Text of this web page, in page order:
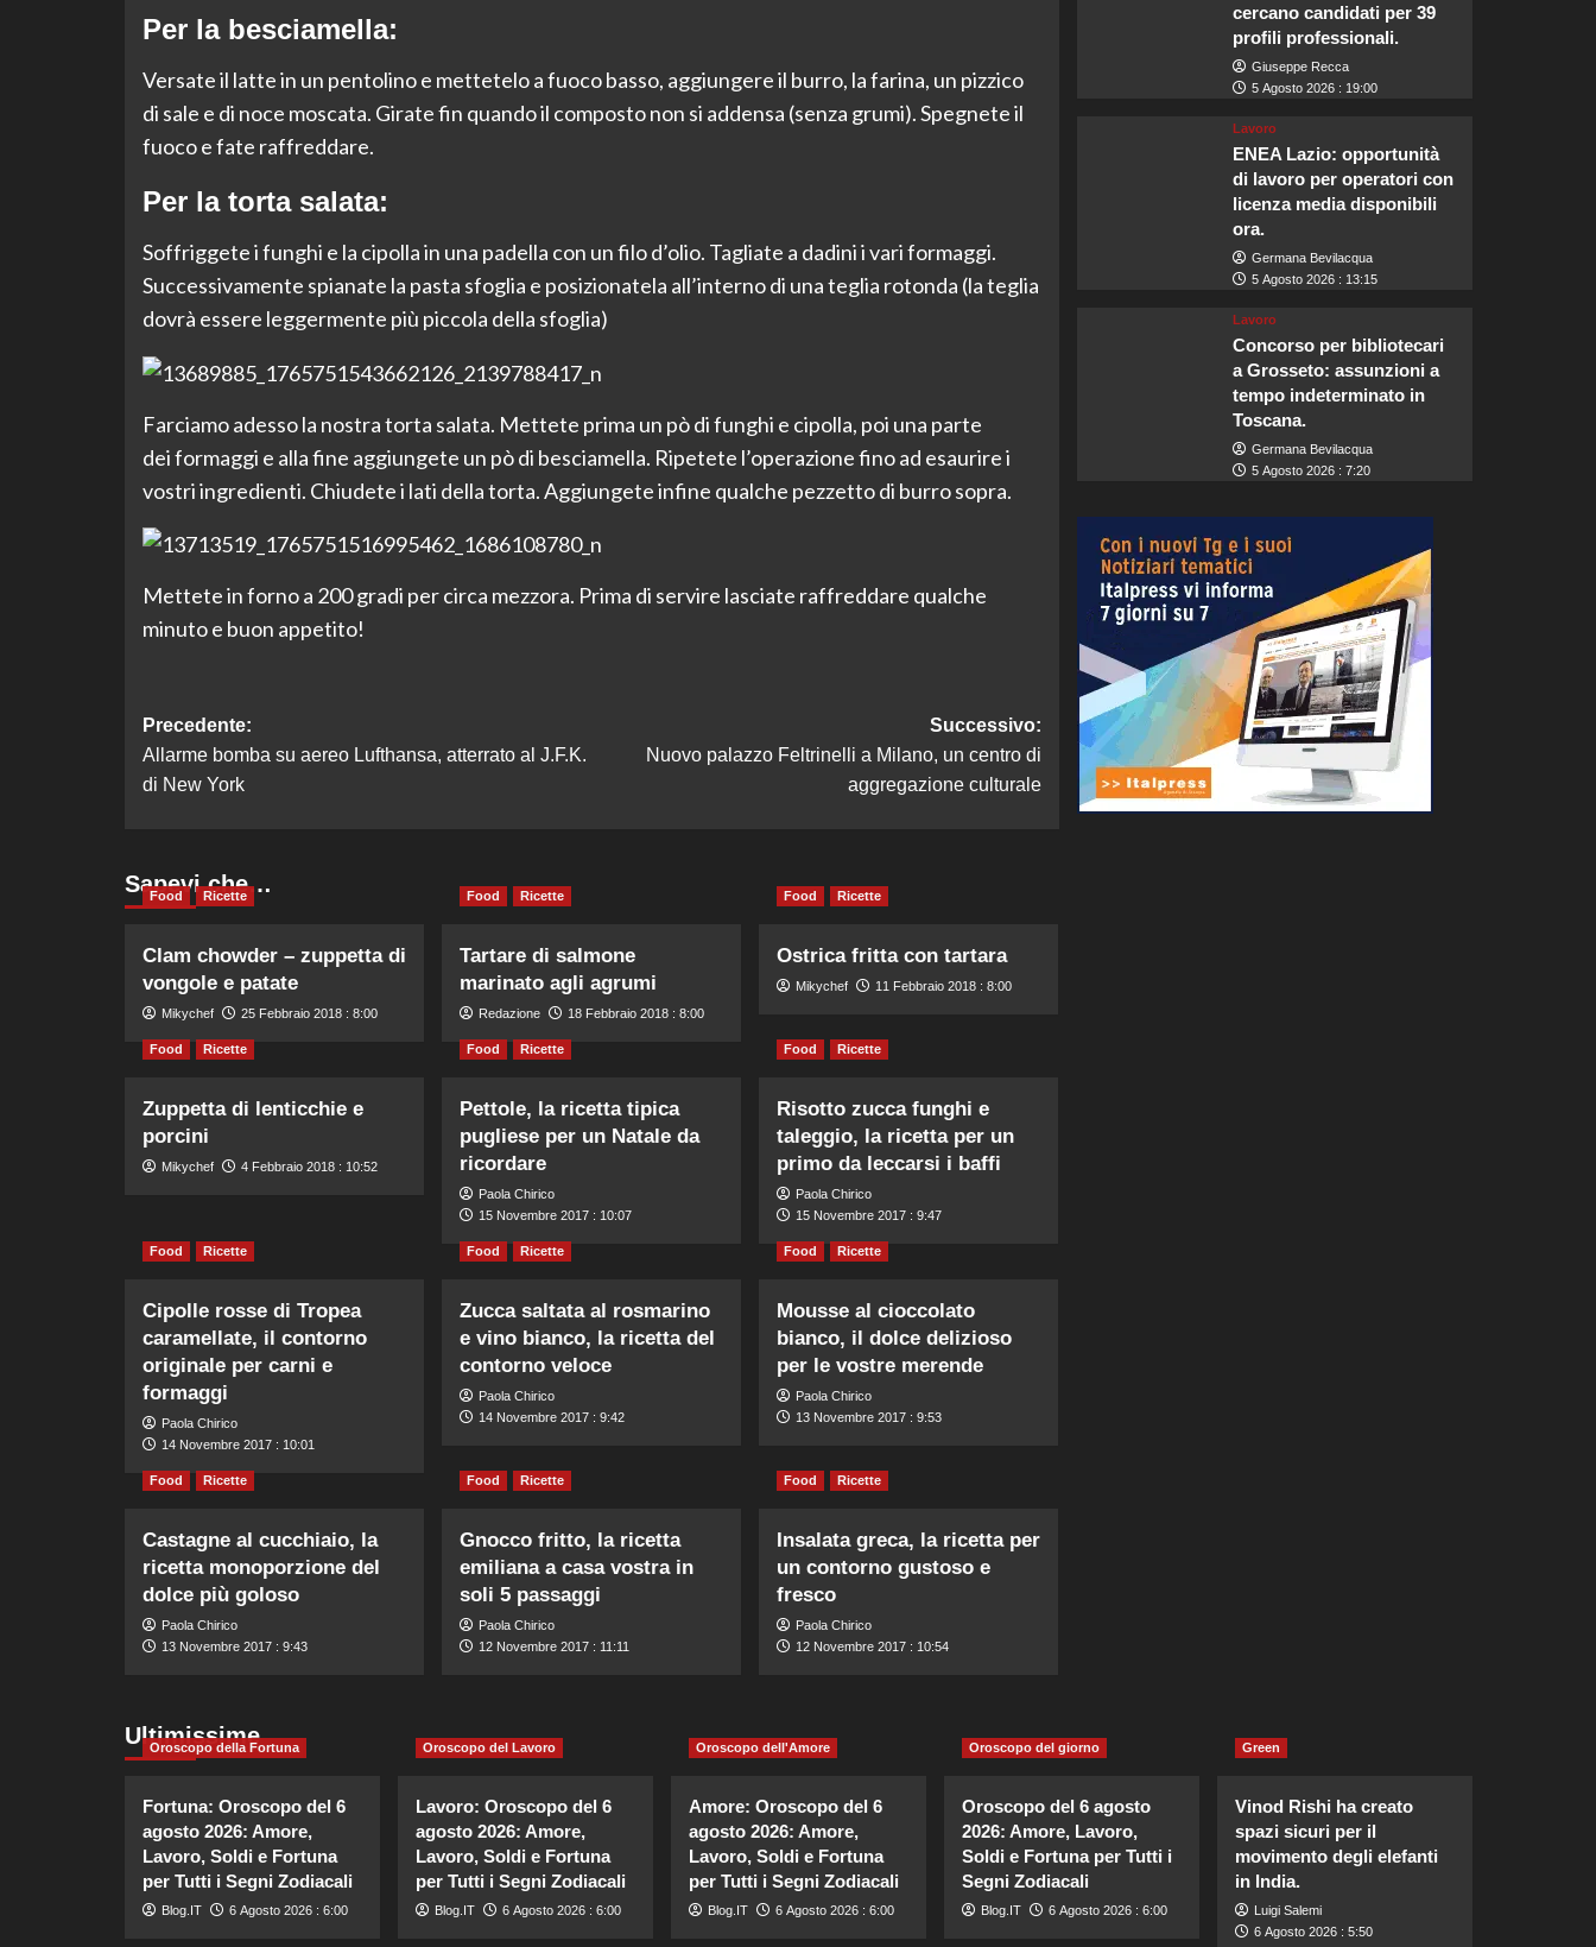
Per la besciamella:
Versate il latte in un pentolino e mettetelo a fuoco basso, aggiungere il burro, la farina, un pizzico
di sale e di noce moscata. Girate fin quando il composto non si addensa (senza grumi). Spegnete il
fuoco e fate raffreddare.
Per la torta salata:
Soffriggete i funghi e la cipolla in una padella con un filo d’olio. Tagliate a dadini i vari formaggi.
Successivamente spianate la pasta sfoglia e posizionatela all’interno di una teglia rotonda (la teglia
dovrà essere leggermente più piccola della sfoglia)
Farciamo adesso la nostra torta salata. Mettete prima un pò di funghi e cipolla, poi una parte
dei formaggi e alla fine aggiungete un pò di besciamella. Ripetete l’operazione fino ad esaurire i
vostri ingredienti. Chiudete i lati della torta. Aggiungete infine qualche pezzetto di burro sopra.
Mettete in forno a 200 gradi per circa mezzora. Prima di servire lasciate raffreddare qualche
minuto e buon appetito!
Navigazione
articolo
Precedente:
Allarme bomba su aereo Lufthansa, atterrato al J.F.K.
di New York
Successivo:
Nuovo palazzo Feltrinelli a Milano, un centro di
aggregazione culturale
Sapevi che…
Food Ricette
Clam chowder – zuppetta di
vongole e patate
Mikychef 25 Febbraio 2018 : 8:00
Food Ricette
Tartare di salmone
marinato agli agrumi
Redazione 18 Febbraio 2018 : 8:00
Food Ricette
Ostrica fritta con tartara
Mikychef 11 Febbraio 2018 : 8:00
Food Ricette
Zuppetta di lenticchie e
porcini
Mikychef 4 Febbraio 2018 : 10:52
Food Ricette
Pettole, la ricetta tipica
pugliese per un Natale da
ricordare
Paola Chirico
15 Novembre 2017 : 10:07
Food Ricette
Risotto zucca funghi e
taleggio, la ricetta per un
primo da leccarsi i baffi
Paola Chirico
15 Novembre 2017 : 9:47
Food Ricette
Cipolle rosse di Tropea
caramellate, il contorno
originale per carni e
formaggi
Paola Chirico
14 Novembre 2017 : 10:01
Food Ricette
Zucca saltata al rosmarino
e vino bianco, la ricetta del
contorno veloce
Paola Chirico
14 Novembre 2017 : 9:42
Food Ricette
Mousse al cioccolato
bianco, il dolce delizioso
per le vostre merende
Paola Chirico
13 Novembre 2017 : 9:53
Food Ricette
Castagne al cucchiaio, la
ricetta monoporzione del
dolce più goloso
Paola Chirico
13 Novembre 2017 : 9:43
Food Ricette
Gnocco fritto, la ricetta
emiliana a casa vostra in
soli 5 passaggi
Paola Chirico
12 Novembre 2017 : 11:11
Food Ricette
Insalata greca, la ricetta per
un contorno gustoso e
fresco
Paola Chirico
12 Novembre 2017 : 10:54
cercano candidati per 39
profili professionali.
Giuseppe Recca
5 Agosto 2026 : 19:00
Lavoro
ENEA Lazio: opportunità
di lavoro per operatori con
licenza media disponibili
ora.
Germana Bevilacqua
5 Agosto 2026 : 13:15
Lavoro
Concorso per bibliotecari
a Grosseto: assunzioni a
tempo indeterminato in
Toscana.
Germana Bevilacqua
5 Agosto 2026 : 7:20
Ultimissime
Oroscopo della Fortuna
Fortuna: Oroscopo del 6
agosto 2026: Amore,
Lavoro, Soldi e Fortuna
per Tutti i Segni Zodiacali
Blog.IT 6 Agosto 2026 : 6:00
Oroscopo del Lavoro
Lavoro: Oroscopo del 6
agosto 2026: Amore,
Lavoro, Soldi e Fortuna
per Tutti i Segni Zodiacali
Blog.IT 6 Agosto 2026 : 6:00
Oroscopo dell'Amore
Amore: Oroscopo del 6
agosto 2026: Amore,
Lavoro, Soldi e Fortuna
per Tutti i Segni Zodiacali
Blog.IT 6 Agosto 2026 : 6:00
Oroscopo del giorno
Oroscopo del 6 agosto
2026: Amore, Lavoro,
Soldi e Fortuna per Tutti i
Segni Zodiacali
Blog.IT 6 Agosto 2026 : 6:00
Green
Vinod Rishi ha creato
spazi sicuri per il
movimento degli elefanti
in India.
Luigi Salemi
6 Agosto 2026 : 5:50